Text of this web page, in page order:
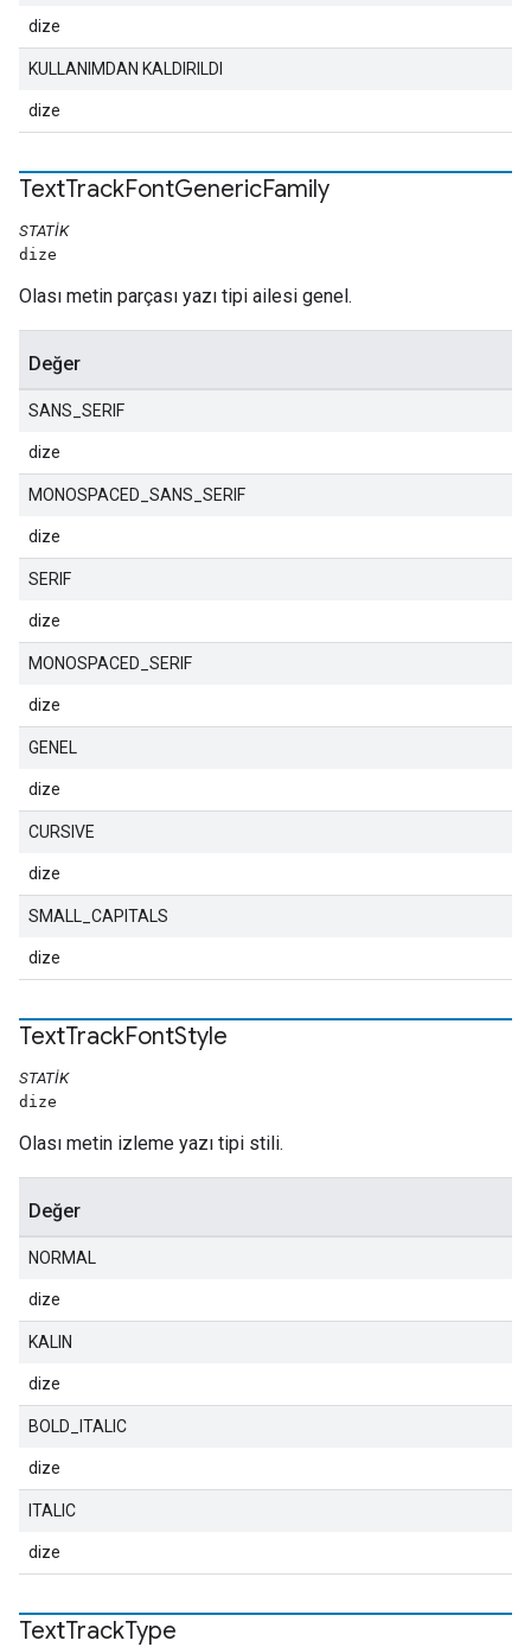
dize
KULLANIMDAN KALDIRILDI
dize
TextTrackFontGenericFamily
STATIK
dize
Olası metin parçası yazı tipi ailesi genel.
Değer
SANS_SERIF
dize
MONOSPACED_SANS_SERIF
dize
SERIF
dize
MONOSPACED_SERIF
dize
GENEL
dize
CURSIVE
dize
SMALL_CAPITALS
dize
TextTrackFontStyle
STATIK
dize
Olası metin izleme yazı tipi stili.
Değer
NORMAL
dize
KALIN
dize
BOLD_ITALIC
dize
ITALIC
dize
TextTrackType